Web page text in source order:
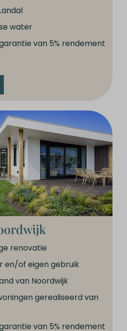
water
van 5% rendement
renovatie
en/of eigen gebruik
van Noordwijk
gerealiseerd van
van 5% rendement